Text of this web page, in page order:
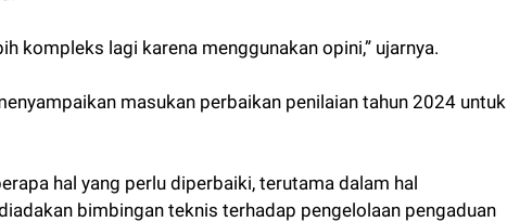
kompleks lagi karena menggunakan opini,” ujarnya.
masukan perbaikan penilaian tahun 2024 untuk
hal yang perlu diperbaiki, terutama dalam hal
bimbingan teknis terhadap pengelolaan pengaduan